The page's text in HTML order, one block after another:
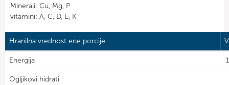
Minerali: Cu, Mg, P
vitamini: A, C, D, E, K
Hranilna vrednost ene porcije
Energija
Ogljikovi hidrati